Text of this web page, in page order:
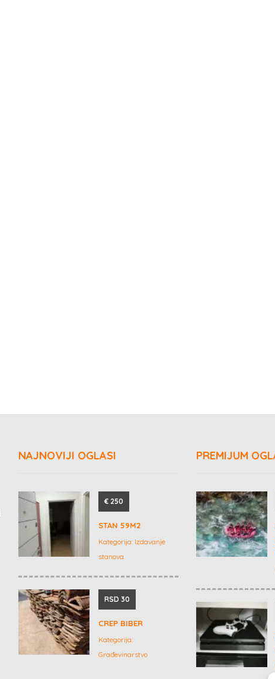
NAJNOVIJI OGLASI
€ 250
STAN 59M2
Kategorija: Izdavanje
stanova
RSD 30
CREP BIBER
Kategorija:
Građevinarstvo
PREMIJUM